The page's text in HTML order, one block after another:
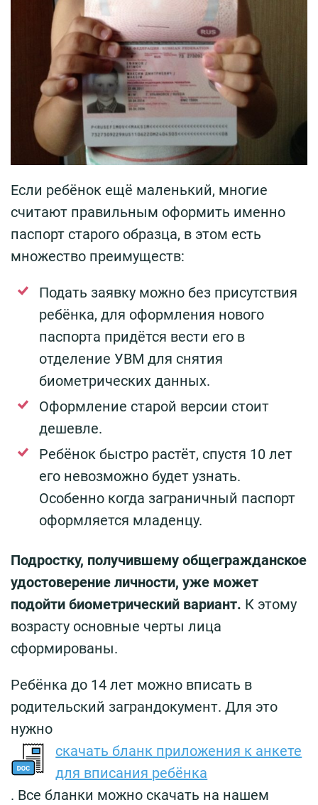
Если ребёнок ещё маленький, многие
считают правильным оформить именно
паспорт старого образца, в этом есть
множество преимуществ:
Подать заявку можно без присутствия
ребёнка, для оформления нового
паспорта придётся вести его в
отделение УВМ для снятия
биометрических данных.
Оформление старой версии стоит
дешевле.
Ребёнок быстро растёт, спустя 10 лет
его невозможно будет узнать.
Особенно когда заграничный паспорт
оформляется младенцу.
Подростку, получившему общегражданское
удостоверение личности, уже может
подойти биометрический вариант. К этому
возрасту основные черты лица
сформированы.
Ребёнка до 14 лет можно вписать в
родительский заграндокумент. Для это
нужно
скачать бланк приложения к анкете
для вписания ребёнка
. Все бланки можно скачать на нашем